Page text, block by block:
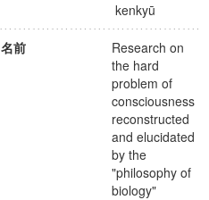
kenkyū
名前
Research on
the hard
problem of
consciousness
reconstructed
and elucidated
by the
"philosophy of
biology"